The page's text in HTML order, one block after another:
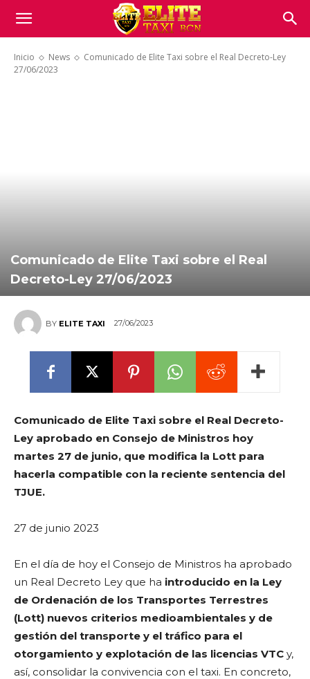
Inicio News
Comunicado de Elite Taxi sobre el Real Decreto-Ley
27/06/2023
Comunicado de Elite Taxi sobre el Real
Decreto-Ley 27/06/2023
BY ELITE TAXI 27/06/2023
Comunicado de Elite Taxi sobre el Real Decreto-
Ley aprobado en Consejo de Ministros hoy
martes 27 de junio, que modifica la Lott para
hacerla compatible con la reciente sentencia del
TJUE.
27 de junio 2023
En el día de hoy el Consejo de Ministros ha aprobado
un Real Decreto Ley que ha introducido en la Ley
de Ordenación de los Transportes Terrestres
(Lott) nuevos criterios medioambientales y de
gestión del transporte y el tráfico para el
otorgamiento y explotación de las licencias VTC y,
así, consolidar la convivencia con el taxi. En concreto,